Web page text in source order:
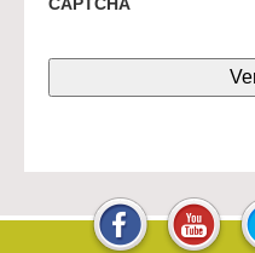
CAPTCHA